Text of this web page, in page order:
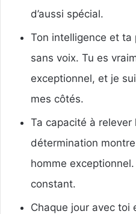
d’aussi spécial.
Ton intelligence et
sans voix. Tu es
exceptionnel, et je
mes côtés.
Ta capacité à
détermination
homme
constant.
Chaque jour avec toi